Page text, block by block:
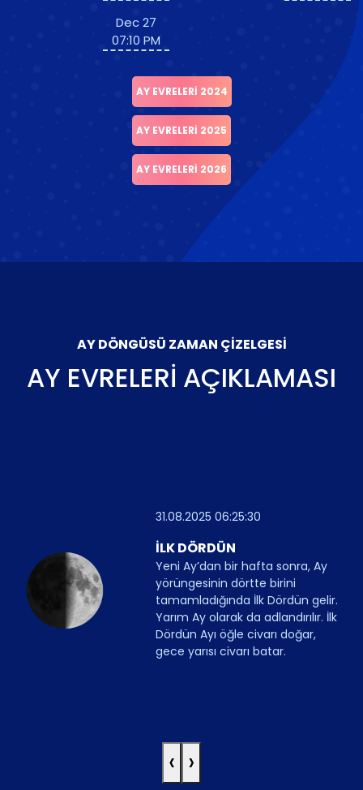
Dec 27
07:10 PM
AY EVRELERI 2024
AY EVRELERI 2025
AY EVRELERI 2026
AY DÖNGÜSÜ ZAMAN ÇIZELGESI
AY EVRELERI AÇIKLAMASI
31.08.2025 06:25:30
İLK DÖRDÜN
Yeni Ay’dan bir hafta sonra, Ay
yörüngesinin dörtte birini
tamamladığında İlk Dördün gelir.
Yarım Ay olarak da adlandırılır. İlk
Dördün Ayı öğle civarı doğar,
gece yarısı civarı batar.
‹ ›